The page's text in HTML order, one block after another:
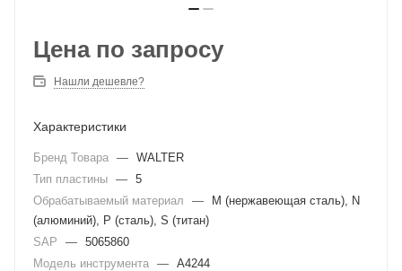
Цена по запросу
Нашли дешевле?
Характеристики
Бренд Товара — WALTER
Тип пластины — 5
Обрабатываемый материал
—
M (нержавеющая сталь), N
(алюминий), P (сталь), S (титан)
SAP
— 5065860
Модель инструмента — A4244